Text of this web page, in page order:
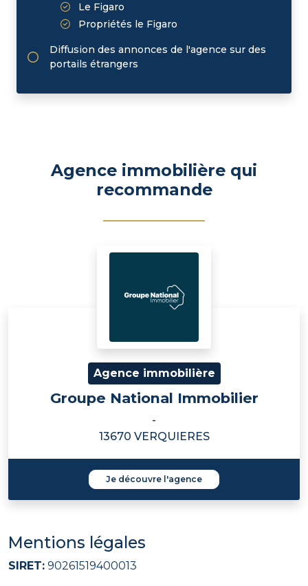
Le Figaro
Propriétés le Figaro
Diffusion des annonces de l'agence sur des
portails étrangers
Agence immobilière qui
recommande
Agence immobilière
Groupe National Immobilier
-
13670 VERQUIERES
Je découvre l'agence
Mentions légales
SIRET: 90261519400013